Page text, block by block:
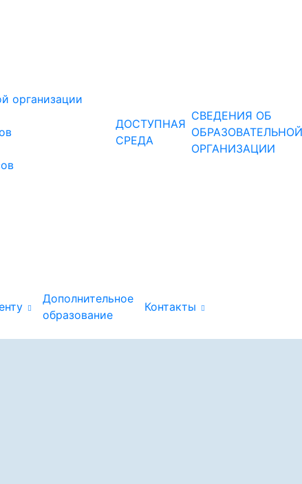
организации
ДОСТУПНАЯ
СРЕДА
СВЕДЕНИЯ ОБ
ОБРАЗОВАТЕЛЬНОЙ
ОРГАНИЗАЦИИ
Дополнительное
образование
Контакты